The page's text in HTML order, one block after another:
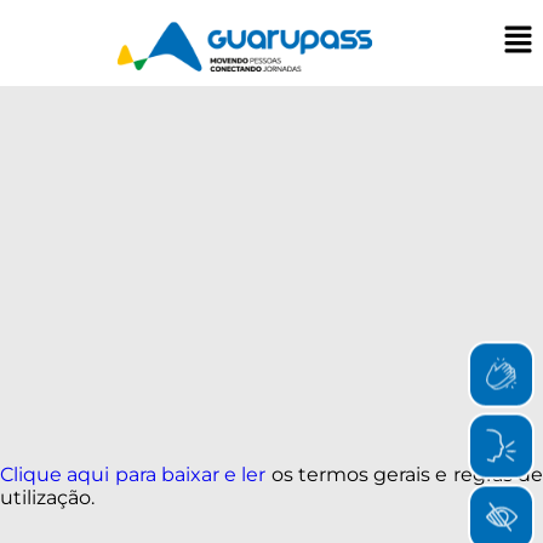
Clique aqui para baixar e ler os termos gerais e regras de
utilização.